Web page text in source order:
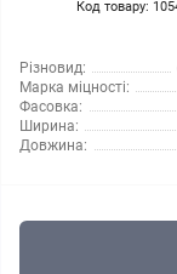
Код товару:
Різновид:
Марка міцності:
Фасовка:
Ширина:
Довжина: